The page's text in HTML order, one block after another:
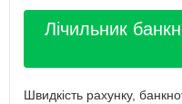
Лічильник
Швидкість рахунку,